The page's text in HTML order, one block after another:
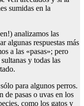
sumidas en la
analizamos las
algunas respuestas más
a las «pasas»; pero
y todas las
para algunos perros.
de pasas o uvas en los
como los gatos y